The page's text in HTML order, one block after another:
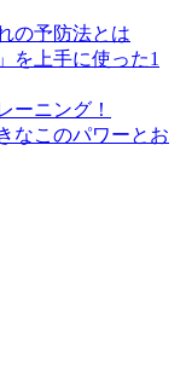
の予防法とは
を上手に使った1
ーニング！
なこのパワーとお